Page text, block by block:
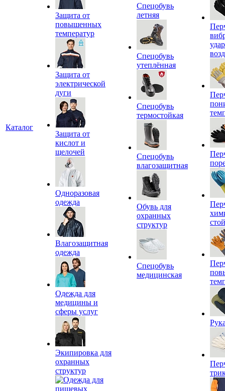
Каталог
Защита от
повышенных
температур
Защита от
электрической
дуги
Защита от
кислот и
щелочей
Одноразовая
одежда
Влагозащитная
одежда
Одежда для
медицины и
сферы услуг
Экипировка для
охранных
структур
Спецобувь
летняя
Спецобувь
утеплённая
Спецобувь
термостойкая
Спецобувь
влагозащитная
Обувь для
охранных
структур
Спецобувь
медицинская